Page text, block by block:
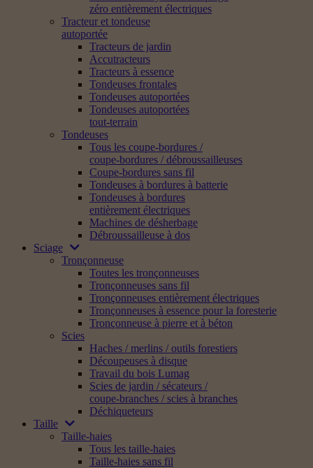
zéro entièrement électriques
Tracteur et tondeuse
autoportée
Tracteurs de jardin
Accutracteurs
Tracteurs à essence
Tondeuses frontales
Tondeuses autoportées
Tondeuses autoportées
tout-terrain
Tondeuses
Tous les coupe-bordures /
coupe-bordures / débroussailleuses
Coupe-bordures sans fil
Tondeuses à bordures à batterie
Tondeuses à bordures
entièrement électriques
Machines de désherbage
Débroussailleuse à dos
Sciage
Tronçonneuse
Toutes les tronçonneuses
Tronçonneuses sans fil
Tronçonneuses entièrement électriques
Tronçonneuses à essence pour la foresterie
Tronçonneuse à pierre et à béton
Scies
Haches / merlins / outils forestiers
Découpeuses à disque
Travail du bois Lumag
Scies de jardin / sécateurs /
coupe-branches / scies à branches
Déchiqueteurs
Taille
Taille-haies
Tous les taille-haies
Taille-haies sans fil